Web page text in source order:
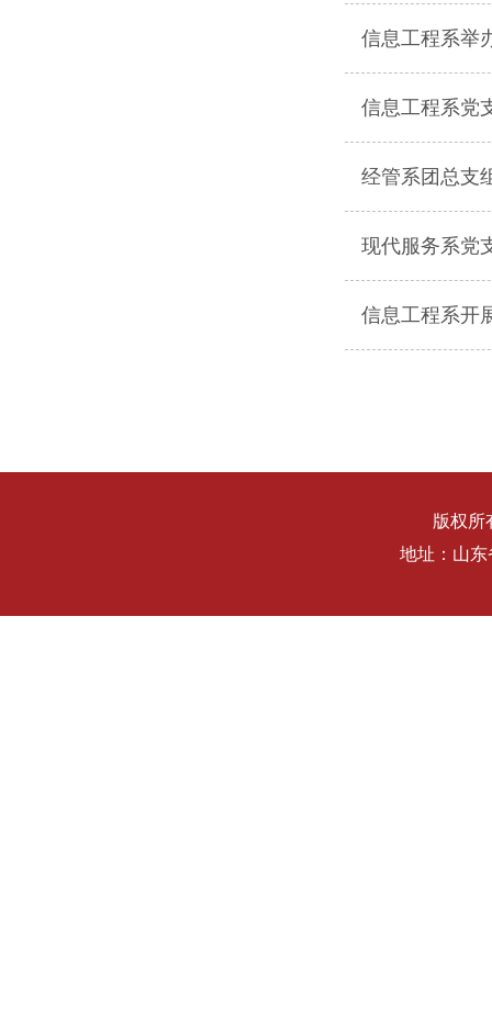
信息工程系举
信息工程系党
经管系团总支
现代服务系党
信息工程系开
版权所
地址：山东